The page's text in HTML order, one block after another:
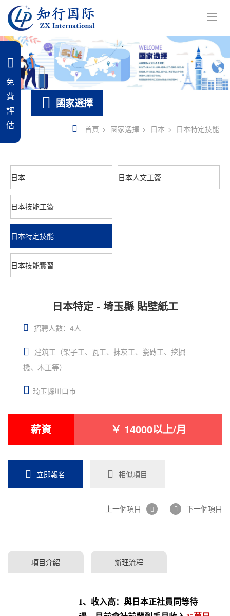
國家選擇
首頁 國家選擇 日本 日本特定技能
日本 日本人文工簽
日本技能工簽
日本特定技能
日本技能實習
日本特定 - 埼玉縣 貼壁紙工
招聘人數：4人
建筑工（架子工、瓦工、抹灰工、瓷磚工、挖掘
機、木工等）
琦玉縣川口市
薪資 ￥ 14000以上/月
立即報名 相似項目
上一個項目 下一個項目
項目介紹 辦理流程
1、收入高：與日本正社員同等待
免
費
評
估